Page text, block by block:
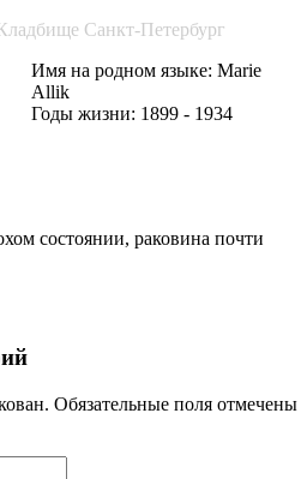
Санкт-Петербург
Имя на родном языке: Marie
Allik
Годы жизни: 1899 - 1934
состоянии, раковина почти
Обязательные поля отмечены